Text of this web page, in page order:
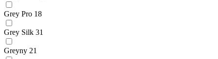
Grey Pro 18
Grey Silk 31
Greyny 21